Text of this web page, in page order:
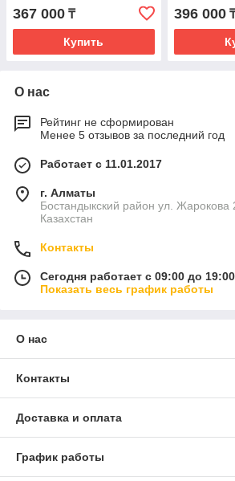
367 000 ₸
Купить
396 000
О нас
Рейтинг не сформирован
Менее 5 отзывов за последний год
Работает с 11.01.2017
г. Алматы
Бостандыкский район ул.
Казахстан
Контакты
Сегодня работает с 09:00 до 19:00
Показать весь график работы
О нас
Контакты
Доставка и оплата
График работы